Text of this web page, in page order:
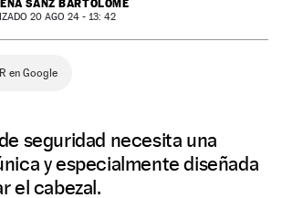
SANZ BARTOLOMÉ
20 AGO 24 - 13: 42
en Google
seguridad necesita una
y especialmente diseñada
el cabezal.